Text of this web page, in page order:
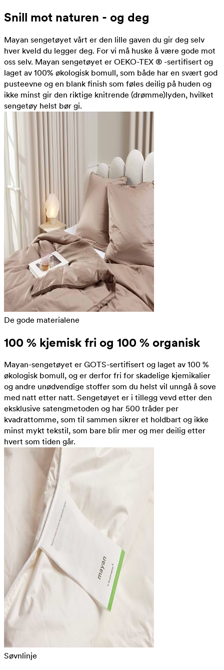
Snill mot naturen - og deg
Mayan sengetøyet vårt er den lille gaven du gir deg selv
hver kveld du legger deg. For vi må huske å være gode mot
oss selv. Mayan sengetøyet er OEKO-TEX ® -sertifisert og
laget av 100% økologisk bomull, som både har en svært god
pusteevne og en blank finish som føles deilig på huden og
ikke minst gir den riktige knitrende (drømme)lyden, hvilket
sengetøy helst bør gi.
De gode materialene
100 % kjemisk fri og 100 % organisk
Mayan-sengetøyet er GOTS-sertifisert og laget av 100 %
økologisk bomull, og er derfor fri for skadelige kjemikalier
og andre unødvendige stoffer som du helst vil unngå å sove
med natt etter natt. Sengetøyet er i tillegg vevd etter den
eksklusive satengmetoden og har 500 tråder per
kvadrattomme, som til sammen sikrer et holdbart og ikke
minst mykt tekstil, som bare blir mer og mer deilig etter
hvert som tiden går.
Søvnlinje